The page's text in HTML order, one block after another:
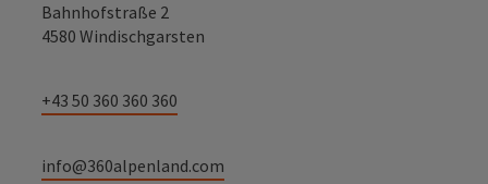
Bahnhofstraße 2
4580 Windischgarsten
+43 50 360 360 360
info@360alpenland.com